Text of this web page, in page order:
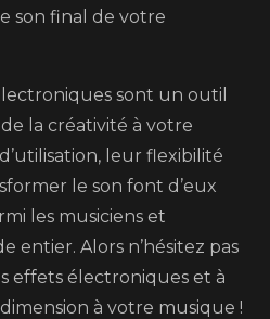
son final de votre
sont un outil
la créativité à votre
leur flexibilité
le son font d’eux
les musiciens et
entier. Alors n’hésitez pas
effets électroniques et à
à votre musique !